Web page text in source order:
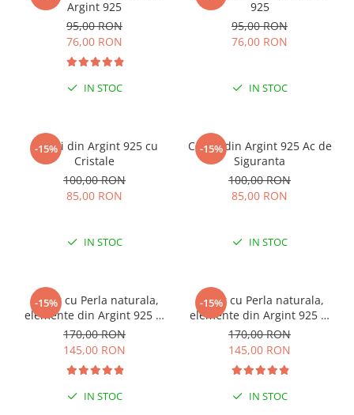
Argint 925
95,00 RON
76,00 RON
IN STOC
925
95,00 RON
76,00 RON
IN STOC
-15%
Cercei din Argint 925 cu
Cristale
100,00 RON
85,00 RON
IN STOC
-15%
Cercei din Argint 925 Ac de
Siguranta
100,00 RON
85,00 RON
IN STOC
-15%
Colier cu Perla naturala,
elemente din Argint 925 si
margele Miyuki, multicolor
170,00 RON
145,00 RON
IN STOC
-15%
Colier cu Perla naturala,
elemente din Argint 925 si
margele Miyuki, verde/kiwi
170,00 RON
145,00 RON
IN STOC